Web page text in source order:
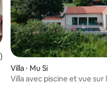
moyenne sur la base de
Villa ⋅ Mu Si
Villa avec piscine et vue